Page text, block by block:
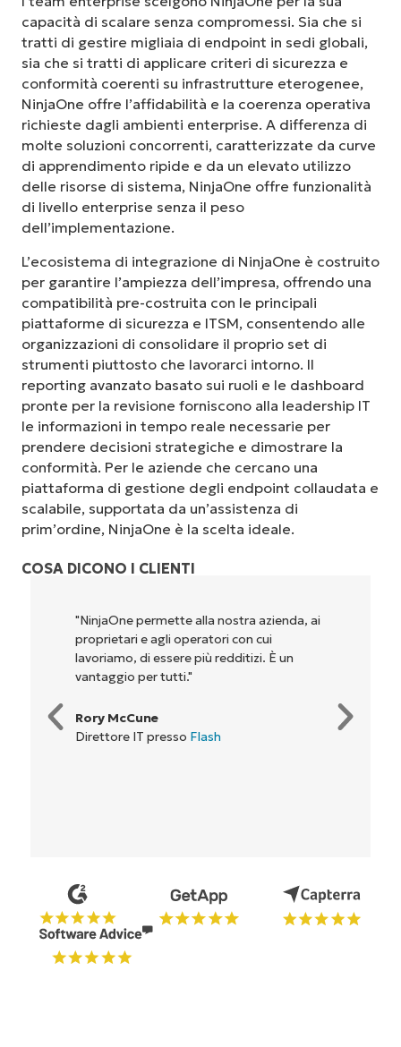
capacità di scalare senza compromessi. Sia che si
tratti di gestire migliaia di endpoint in sedi globali,
sia che si tratti di applicare criteri di sicurezza e
conformità coerenti su infrastrutture eterogenee,
NinjaOne offre l’affidabilità e la coerenza operativa
richieste dagli ambienti enterprise. A differenza di
molte soluzioni concorrenti, caratterizzate da curve
di apprendimento ripide e da un elevato utilizzo
delle risorse di sistema, NinjaOne offre funzionalità
di livello enterprise senza il peso
dell’implementazione.
L’ecosistema di integrazione di NinjaOne è costruito
per garantire l’ampiezza dell’impresa, offrendo una
compatibilità pre-costruita con le principali
piattaforme di sicurezza e ITSM, consentendo alle
organizzazioni di consolidare il proprio set di
strumenti piuttosto che lavorarci intorno. Il
reporting avanzato basato sui ruoli e le dashboard
pronte per la revisione forniscono alla leadership IT
le informazioni in tempo reale necessarie per
prendere decisioni strategiche e dimostrare la
conformità. Per le aziende che cercano una
piattaforma di gestione degli endpoint collaudata e
scalabile, supportata da un’assistenza di
prim’ordine, NinjaOne è la scelta ideale.
COSA DICONO I CLIENTI
"NinjaOne permette alla nostra azienda, ai
proprietari e agli operatori con cui
lavoriamo, di essere più redditizi. È un
vantaggio per tutti."
Rory McCune
Direttore IT presso Flash